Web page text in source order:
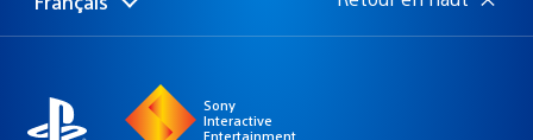
Choisir
une
Région
actuelle
Sony
Interactive
Entertainment